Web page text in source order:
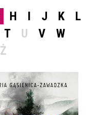
H I J K
L
T U V
W
Ż